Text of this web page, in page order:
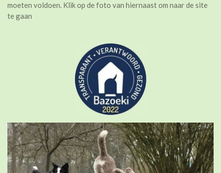
moeten voldoen. Klik op de foto van hiernaast om naar de site
te gaan